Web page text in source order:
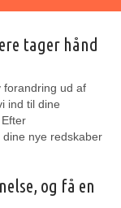
tager hånd
forandring ud af
ind til dine
nye redskaber
og få en